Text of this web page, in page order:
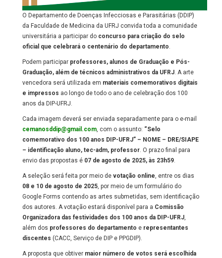
O Departamento de Doenças Infecciosas e Parasitárias (DDIP)
da Faculdade de Medicina da UFRJ convida toda a comunidade
universitária a participar do concurso para criação do selo
oficial que celebrará o centenário do departamento.
Podem participar professores, alunos de Graduação e Pós-
Graduação, além de técnicos administrativos da UFRJ. A arte
vencedora será utilizada em materiais comemorativos digitais
e impressos ao longo de todo o ano de celebração dos 100
anos da DIP-UFRJ.
Cada imagem deverá ser enviada separadamente para o e-mail
cemanosddip@gmail.com, com o assunto: “Selo
comemorativo dos 100 anos DIP-UFRJ” – NOME – DRE/SIAPE
– identificação aluno, tec-adm, professor. O prazo final para
envio das propostas é 07 de agosto de 2025, às 23h59.
A seleção será feita por meio de votação online, entre os dias
08 e 10 de agosto de 2025, por meio de um formulário do
Google Forms contendo as artes submetidas, sem identificação
dos autores. A votação estará disponível para a Comissão
Organizadora das festividades dos 100 anos da DIP-UFRJ,
além dos professores do departamento e representantes
discentes (CACC, Serviço de DIP e PPGDIP).
A proposta que obtiver maior número de votos será escolhida